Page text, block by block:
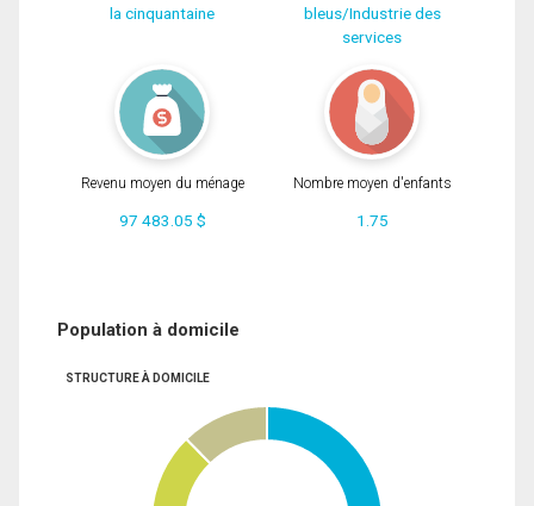
la cinquantaine
bleus/Industrie des
services
Revenu moyen du ménage
97 483.05 $
Nombre moyen d'enfants
1.75
Population à domicile
STRUCTURE À DOMICILE